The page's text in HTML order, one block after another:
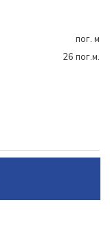
пог. м
26 пог.м.